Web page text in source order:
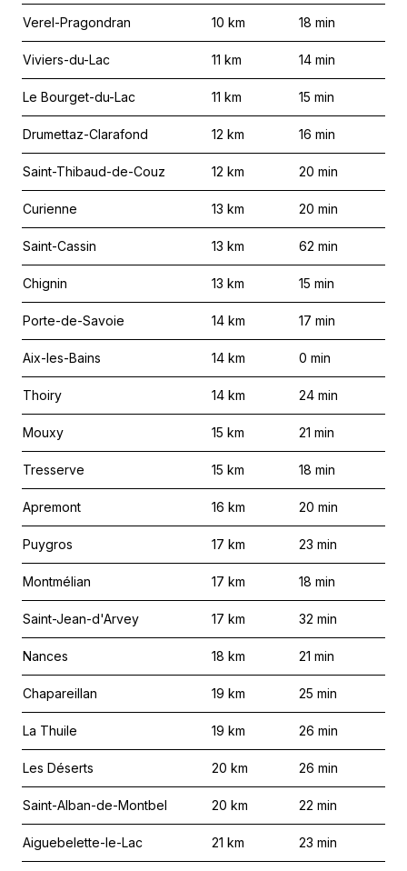
Verel-Pragondran 10 km 18 min
Viviers-du-Lac 11 km 14 min
Le Bourget-du-Lac 11 km 15 min
Drumettaz-Clarafond 12 km 16 min
Saint-Thibaud-de-Couz 12 km 20 min
Curienne 13 km 20 min
Saint-Cassin 13 km 62 min
Chignin 13 km 15 min
Porte-de-Savoie 14 km 17 min
Aix-les-Bains 14 km 0 min
Thoiry 14 km 24 min
Mouxy 15 km 21 min
Tresserve 15 km 18 min
Apremont 16 km 20 min
Puygros 17 km 23 min
Montmélian 17 km 18 min
Saint-Jean-d'Arvey 17 km 32 min
Nances 18 km 21 min
Chapareillan 19 km 25 min
La Thuile 19 km 26 min
Les Déserts 20 km 26 min
Saint-Alban-de-Montbel 20 km 22 min
Aiguebelette-le-Lac 21 km 23 min